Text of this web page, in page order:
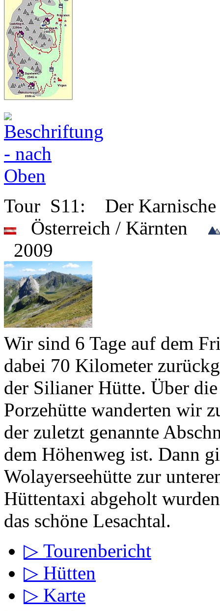
Tour S11: Der
Österreich / Kärnten
2009
Wir sind 6 Tage auf dem
dabei 70 Kilometer
der Silianer Hütte. Über
Porzehütte wanderten wir
der zuletzt genannte
dem Höhenweg ist. Dann
Wolayerseehütte zur
Hüttentaxi abgeholt
das schöne Lesachtal.
▷ Tourenbericht
▷ Hütten
▷ Karte